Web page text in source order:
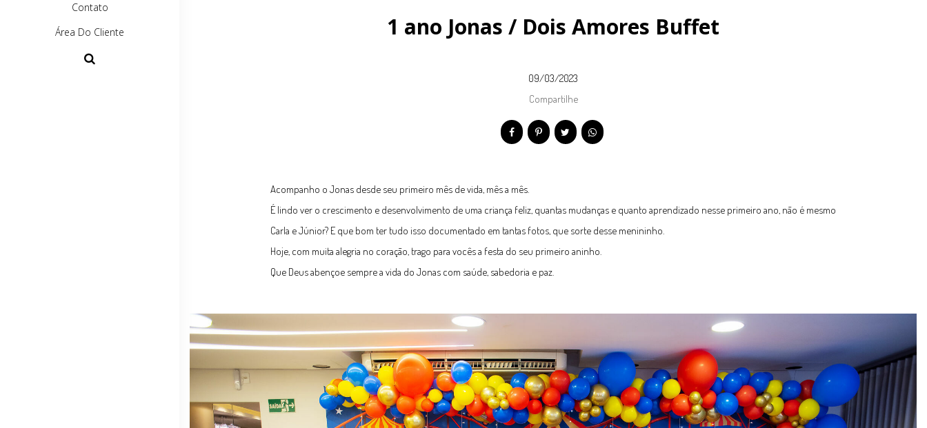
Contato
Área Do Cliente
1 ano Jonas / Dois Amores Buffet
09/03/2023
Compartilhe
Acompanho o Jonas desde seu primeiro mês de vida, mês a mês.
É lindo ver o crescimento e desenvolvimento de uma criança feliz, quantas mudanças e quanto aprendizado nesse primeiro ano, não é mesmo
Carla e Júnior? E que bom ter tudo isso documentado em tantas fotos, que sorte desse menininho.
Hoje, com muita alegria no coração, trago para vocês a festa do seu primeiro aninho.
Que Deus abençoe sempre a vida do Jonas com saúde, sabedoria e paz.